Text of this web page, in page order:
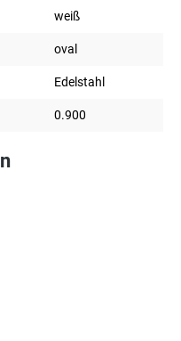
weiß
oval
Edelstahl
0.900